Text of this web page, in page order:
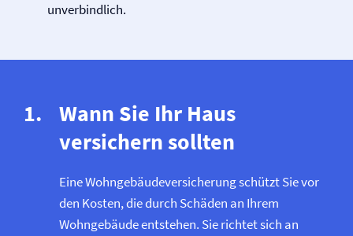
unverbindlich.
Wann Sie Ihr Haus
versichern sollten
Eine Wohngebäude­versicherung schützt Sie vor
den Kosten, die durch Schäden an Ihrem
Wohngebäude entstehen. Sie richtet sich an